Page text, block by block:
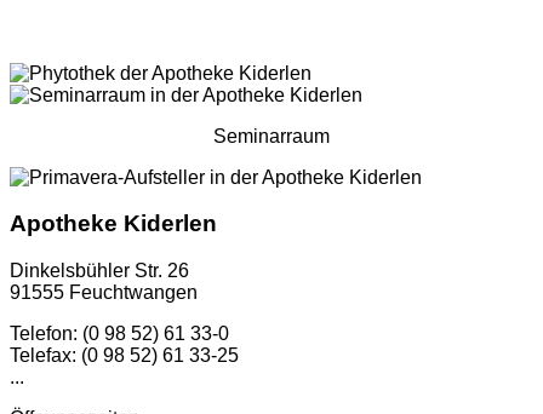
Seminarraum
Apotheke Kiderlen
Dinkelsbühler Str. 26
91555 Feuchtwangen
Telefon: (0 98 52) 61 33-0
Telefax: (0 98 52) 61 33-25
...